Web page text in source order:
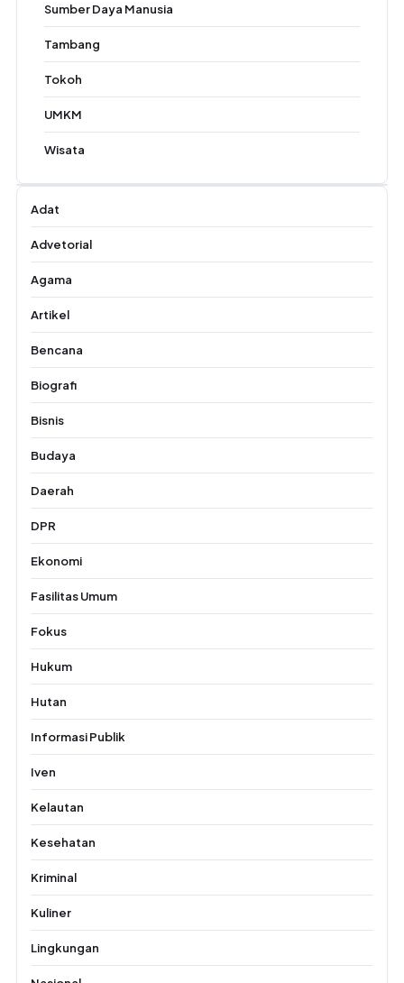
Sumber Daya Manusia
Tambang
Tokoh
UMKM
Wisata
Adat
Advetorial
Agama
Artikel
Bencana
Biografi
Bisnis
Budaya
Daerah
DPR
Ekonomi
Fasilitas Umum
Fokus
Hukum
Hutan
Informasi Publik
Iven
Kelautan
Kesehatan
Kriminal
Kuliner
Lingkungan